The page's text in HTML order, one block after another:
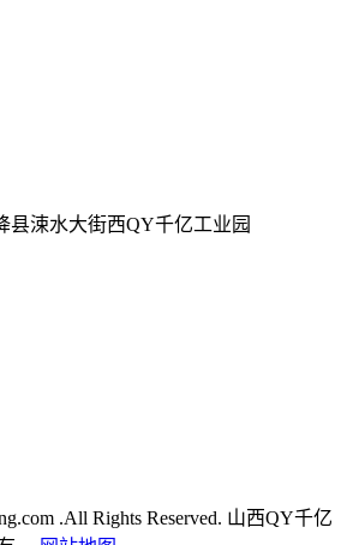
县涑水大街西QY千亿工业园
.All Rights Reserved. 山西QY千亿